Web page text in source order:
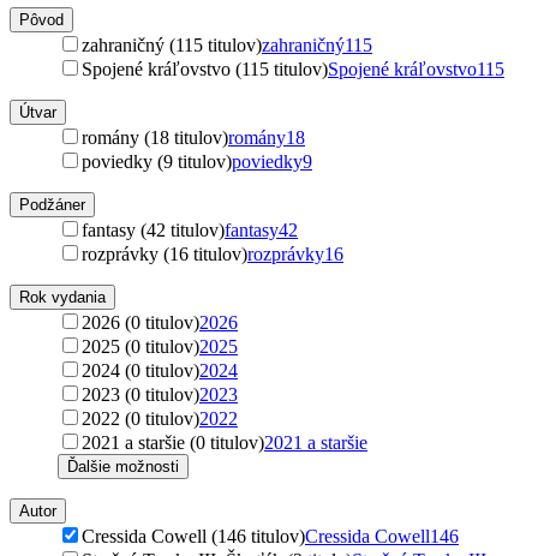
Pôvod
zahraničný (115 titulov)zahraničný115
Spojené kráľovstvo (115 titulov)Spojené kráľovstvo115
Útvar
romány (18 titulov)romány18
poviedky (9 titulov)poviedky9
Podžáner
fantasy (42 titulov)fantasy42
rozprávky (16 titulov)rozprávky16
Rok vydania
2026 (0 titulov)2026
2025 (0 titulov)2025
2024 (0 titulov)2024
2023 (0 titulov)2023
2022 (0 titulov)2022
2021 a staršie (0 titulov)2021 a staršie
Ďalšie možnosti
Autor
Cressida Cowell (146 titulov)Cressida Cowell146